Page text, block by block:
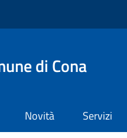
di Cona
Novità Servizi